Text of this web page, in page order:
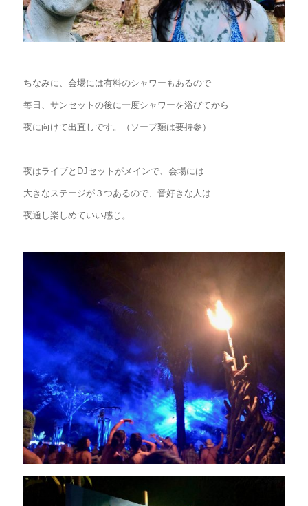
ちなみに、会場には有料のシャワーもあるので
毎日、サンセットの後に一度シャワーを浴びてから
夜に向けて出直しです。（ソープ類は要持参）
夜はライブとDJセットがメインで、会場には
大きなステージが３つあるので、音好きな人は
夜通し楽しめていい感じ。